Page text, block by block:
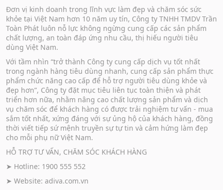
Đơn vị kinh doanh trong lĩnh vực làm đẹp và chăm sóc sức
khỏe tại Việt Nam hơn 10 năm uy tín, Công ty TNHH TMDV Trần
Toàn Phát luôn nỗ lực không ngừng cung cấp các sản phẩm
chất lượng, an toàn đáp ứng nhu cầu, thị hiếu người tiêu
dùng Việt Nam.
Với tầm nhìn “trở thành Công ty cung cấp dịch vụ tốt nhất
trong ngành hàng tiêu dùng nhanh, cung cấp sản phẩm thực
phẩm chức năng cao cấp để hỗ trợ người tiêu dùng khỏe và
đẹp hơn”, Công ty đặt mục tiêu liên tục toàn thiện và phát
triển hơn nữa, nhằm nâng cao chất lượng sản phẩm và dịch
vụ chăm sóc để khách hàng có được trải nghiệm tư vấn - mua
sắm tốt nhất, xứng đáng với sự ủng hộ của khách hàng, đồng
thời viết tiếp sứ mệnh truyền sự tự tin và cảm hứng làm đẹp
cho mỗi phụ nữ Việt Nam.
HỖ TRỢ TƯ VẤN, CHĂM SÓC KHÁCH HÀNG
➤ Hotline: 1900 555 552
➤ Website: adiva.com.vn